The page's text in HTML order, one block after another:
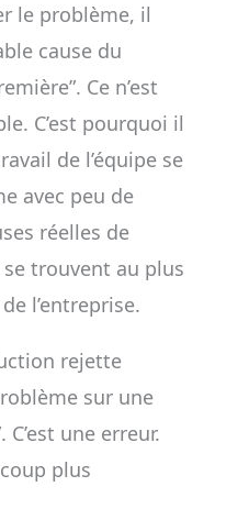
le problème, il
cause du
Ce n’est
C’est pourquoi il
de l’équipe se
avec peu de
réelles de
trouvent au plus
l’entreprise.
rejette
sur une
C’est une erreur.
plus